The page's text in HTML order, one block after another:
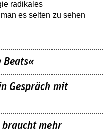
radikales
es selten zu sehen
Beats«
Gespräch mit
mehr